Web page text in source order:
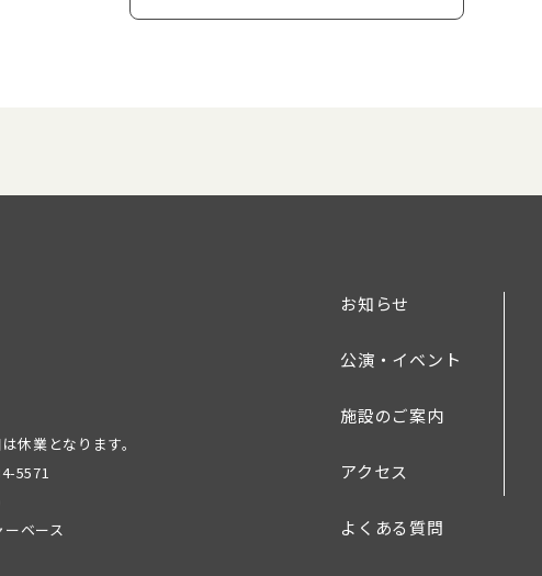
休業となります。
5571
ベース
お知らせ
公演・イベント
施設のご案内
アクセス
よくある質問